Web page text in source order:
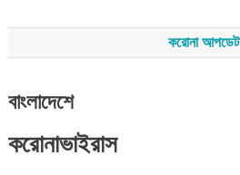
করোনা আপডেট
বাংলাদেশে
করোনাভাইরাস